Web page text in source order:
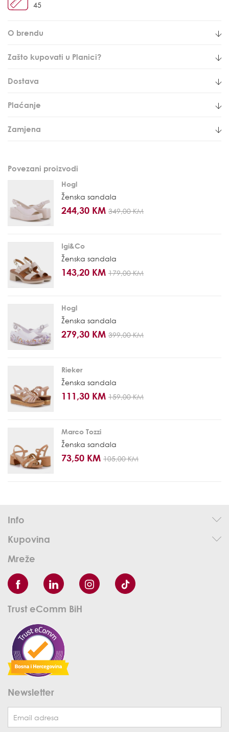
45
O brendu
Zašto kupovati u Planici?
Dostava
Plaćanje
Zamjena
Povezani proizvodi
Hogl
Ženska sandala
244,30 KM 349,00 KM
Igi&Co
Ženska sandala
143,20 KM 179,00 KM
Hogl
Ženska sandala
279,30 KM 399,00 KM
Rieker
Ženska sandala
111,30 KM 159,00 KM
Marco Tozzi
Ženska sandala
73,50 KM 105,00 KM
Info
Kupovina
Mreže
Trust eComm BiH
Newsletter